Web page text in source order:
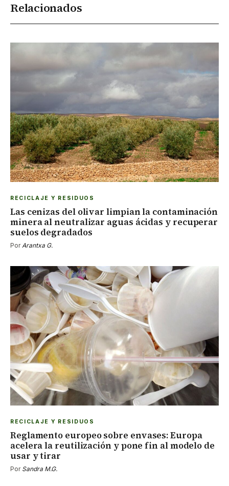
Relacionados
RECICLAJE Y RESIDUOS
Las cenizas del olivar limpian la contaminación
minera al neutralizar aguas ácidas y recuperar
suelos degradados
PorArantxa G.
RECICLAJE Y RESIDUOS
Reglamento europeo sobre envases: Europa
acelera la reutilización y pone fin al modelo de
usar y tirar
Por Sandra M.G.